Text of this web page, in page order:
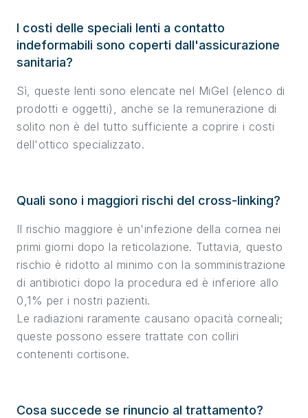
I costi delle speciali lenti a contatto
indeformabili sono coperti dall'assicurazione
sanitaria?
Sì, queste lenti sono elencate nel MiGel (elenco di
prodotti e oggetti), anche se la remunerazione di
solito non è del tutto sufficiente a coprire i costi
dell'ottico specializzato.
Quali sono i maggiori rischi del cross-linking?
Il rischio maggiore è un'infezione della cornea nei
primi giorni dopo la reticolazione. Tuttavia, questo
rischio è ridotto al minimo con la somministrazione
di antibiotici dopo la procedura ed è inferiore allo
0,1% per i nostri pazienti.
Le radiazioni raramente causano opacità corneali;
queste possono essere trattate con colliri
contenenti cortisone.
Cosa succede se rinuncio al trattamento?